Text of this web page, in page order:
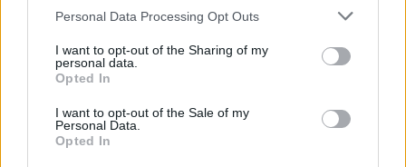
Please note that this website/app uses one or more Google
not limited to your visit or usage behaviour. You may click to
grant or deny consent to Google and its third-party tags to
use your data for below specified purposes in below Google
consent section.
Personal Data Processing Opt Outs
I want to opt-out of the Sharing of my
personal data.
Opted In
I want to opt-out of the Sale of my
Personal Data.
Opted In